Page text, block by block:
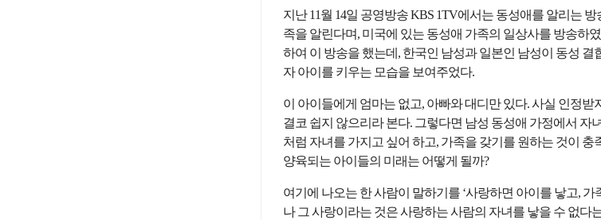
지난 11월 14일 공영방송 KBS 1TV에서는 동성애를 알리는
족을 알린다며, 미국에 있는 동성애 가족의 일상사를 방송하
하여 이 방송을 했는데, 한국인 남성과 일본인 남성이 동성 결
자 아이를 키우는 모습을 보여주었다.
이 아이들에게 엄마는 없고, 아빠와 대디만 있다. 사실 인정받
결코 쉽지 않으리라 본다. 그렇다면 남성 동성애 가정에서 자
처럼 자녀를 가지고 싶어 하고, 가족을 갖기를 원하는 것이 충
양육되는 아이들의 미래는 어떻게 될까?
여기에 나오는 한 사람이 말하기를 ‘사랑하면 아이를 낳고, 가
나 그 사랑이라는 것은 사랑하는 사람의 자녀를 낳을 수 없다